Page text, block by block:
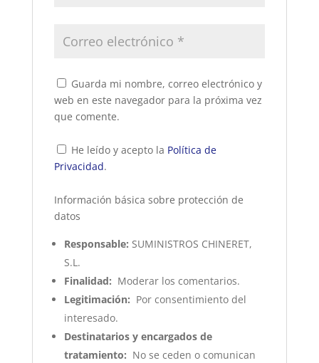
Guarda mi nombre, correo electrónico y
web en este navegador para la próxima vez
que comente.
He leído y acepto la Política de
Privacidad.
Información básica sobre protección de
datos
Responsable: SUMINISTROS CHINERET,
S.L.
Finalidad: Moderar los comentarios.
Legitimación: Por consentimiento del
interesado.
Destinatarios y encargados de
tratamiento: No se ceden o comunican